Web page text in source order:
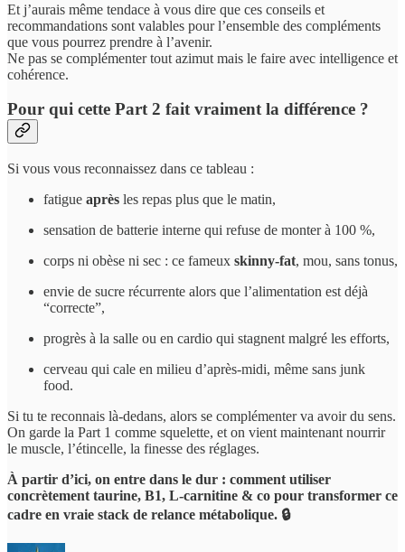
Et j’aurais même tendace à vous dire que ces conseils et
recommandations sont valables pour l’ensemble des compléments
que vous pourrez prendre à l’avenir.
Ne pas se complémenter tout azimut mais le faire avec intelligence et
cohérence.
Pour qui cette Part 2 fait vraiment la différence ?
Si vous vous reconnaissez dans ce tableau :
fatigue après les repas plus que le matin,
sensation de batterie interne qui refuse de monter à 100 %,
corps ni obèse ni sec : ce fameux skinny-fat, mou, sans tonus,
envie de sucre récurrente alors que l’alimentation est déjà
“correcte”,
progrès à la salle ou en cardio qui stagnent malgré les efforts,
cerveau qui cale en milieu d’après-midi, même sans junk
food.
Si tu te reconnais là-dedans, alors se complémenter va avoir du sens.
On garde la Part 1 comme squelette, et on vient maintenant nourrir
le muscle, l’étincelle, la finesse des réglages.
À partir d’ici, on entre dans le dur : comment utiliser
concrètement taurine, B1, L-carnitine & co pour transformer ce
cadre en vraie stack de relance métabolique. 🔒